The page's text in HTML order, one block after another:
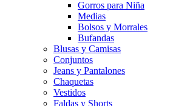
Gorros para Niña
Medias
Bolsos y Morrales
Bufandas
Blusas y Camisas
Conjuntos
Jeans y Pantalones
Chaquetas
Vestidos
Faldas y Shorts